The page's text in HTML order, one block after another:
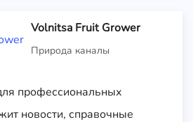
Volnitsa Fruit Grower
Природа каналы
профессиональных
новости, справочные